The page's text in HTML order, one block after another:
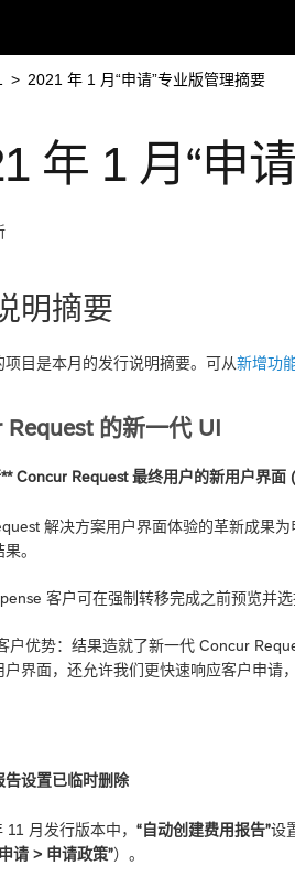
> 2021 年 1 月“申请”专业版管理摘要
年 1 月“申
明摘要
项目是本月的发行说明摘要。可从新增功
Request 的新一代 UI
Concur Request 最终用户的新用户界面
解决方案用户界面体验的革新成果
。
客户可在强制转移完成之前预览并选
户优势：结果造就了新一代 Concur
界面，还允许我们更快速响应客户申请
告设置已临时删除
月发行版本中， “自动创建费用报告”设
请 > 申请政策”）。